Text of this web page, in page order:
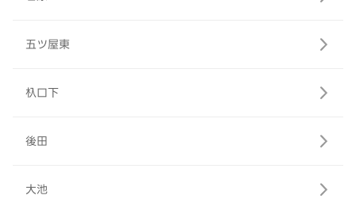
五ツ屋東
杁口下
後田
大池